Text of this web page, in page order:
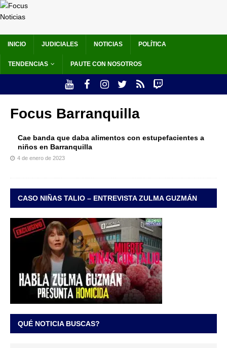
INICIO JUDICIALES NOTICIAS POLÍTICA
TENDENCIAS PAUTE CON NOSOTROS
Focus Barranquilla
Cae banda que daba alimentos con estupefacientes a
niños en Barranquilla
4 de enero de 2023
CASO NIÑAS TALIO – ENTREVISTA ZULMA GUZMÁN
QUÉ NOTICIA BUSCAS?